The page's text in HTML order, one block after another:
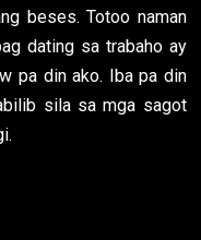
beses. Totoo naman
dating sa trabaho ay
pa din ako. Iba pa din
sila sa mga sagot